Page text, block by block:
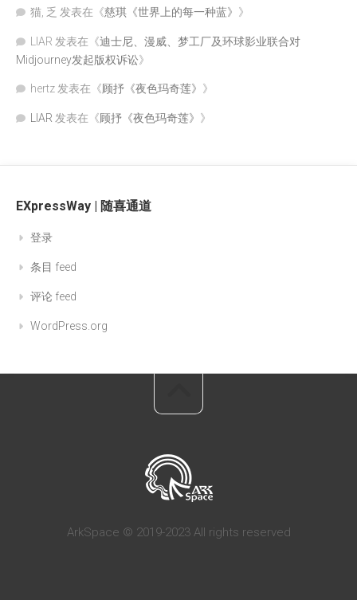
猫, 乏 发表在《慈琪《世界上的每一种蓝》 》
LIAR 发表在《迪士尼、漫威、梦工厂及环球影业联合对
Midjourney发起版权诉讼》
hertz 发表在《顾抒《夜色玛奇莲》 》
LIAR 发表在《顾抒《夜色玛奇莲》 》
EXpressWay | 随喜通道
登录
条目 feed
评论 feed
WordPress.org
ArkSpace © 2019-2023 All rights reserved